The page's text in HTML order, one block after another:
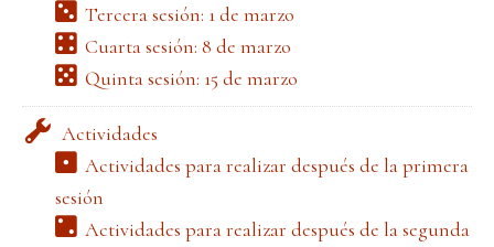
Tercera sesión: 1 de marzo
Cuarta sesión: 8 de marzo
Quinta sesión: 15 de marzo
Actividades
Actividades para realizar después de la primera
sesión
Actividades para realizar después de la segunda